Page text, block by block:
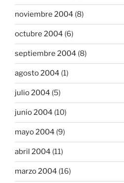
noviembre 2004 (8)
octubre 2004 (6)
septiembre 2004 (8)
agosto 2004 (1)
julio 2004 (5)
junio 2004 (10)
mayo 2004 (9)
abril 2004 (11)
marzo 2004 (16)